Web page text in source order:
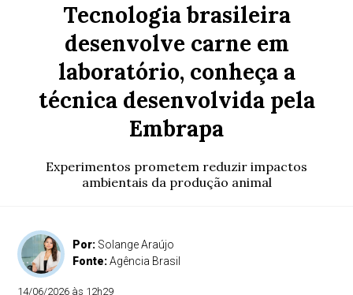
Tecnologia brasileira
desenvolve carne em
laboratório, conheça a
técnica desenvolvida pela
Embrapa
Experimentos prometem reduzir impactos
ambientais da produção animal
Por: Solange Araújo
Fonte:Agência Brasil
14/06/2026 às 12h29